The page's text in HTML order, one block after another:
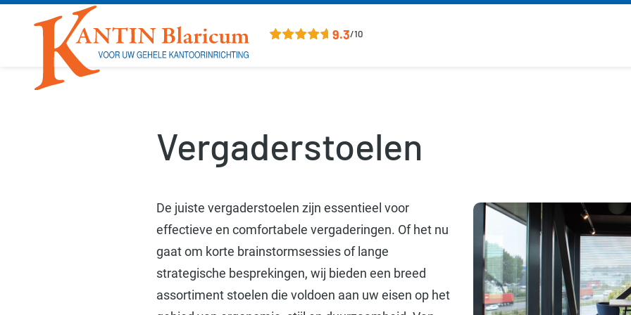
Overslaan en naar de inhoud gaan
9.3/10
Vergaderstoelen
De juiste vergaderstoelen zijn essentieel voor
effectieve en comfortabele vergaderingen. Of het nu
gaat om korte brainstormsessies of lange
strategische besprekingen, wij bieden een breed
assortiment stoelen die voldoen aan uw eisen op het